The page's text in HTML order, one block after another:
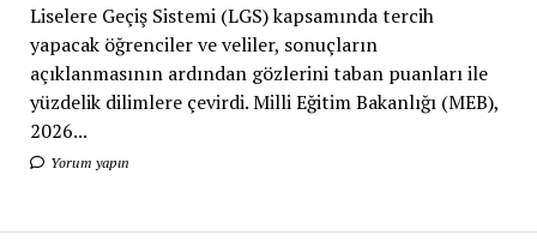
Liselere Geçiş Sistemi (LGS) kapsamında tercih
yapacak öğrenciler ve veliler, sonuçların
açıklanmasının ardından gözlerini taban puanları ile
yüzdelik dilimlere çevirdi. Milli Eğitim Bakanlığı (MEB),
2026...
Yorum yapın